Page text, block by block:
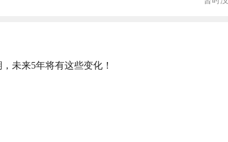
未来5年将有这些变化！